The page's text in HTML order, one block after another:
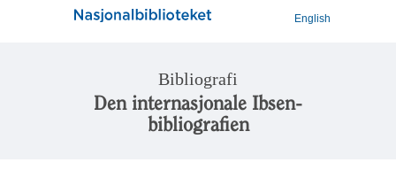
English
Bibliografi
Den internasjonale Ibsen-
bibliografien